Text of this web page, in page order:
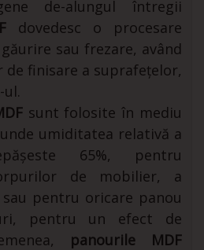
de-alungul întregii
dovedesc o procesare
sau frezare, având
finisare a suprafețelor,
-ul.
sunt folosite în mediu
umiditatea relativă a
65%, pentru
de mobilier, a
pentru oricare panou
pentru un efect de
panourile MDF